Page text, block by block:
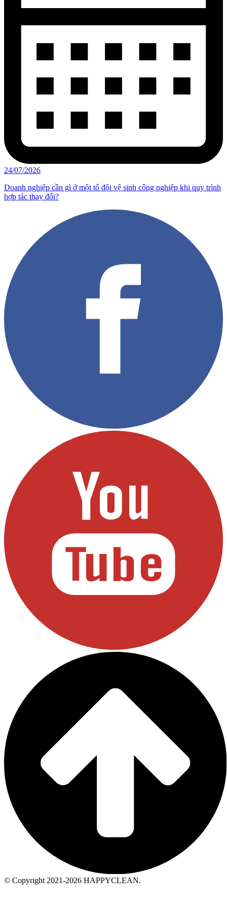
24/07/2026
Doanh nghiệp cần gì ở một tổ đội vệ sinh công nghiệp khi quy trình
hợp tác thay đổi?
© Copyright 2021-2026 HAPPYCLEAN.